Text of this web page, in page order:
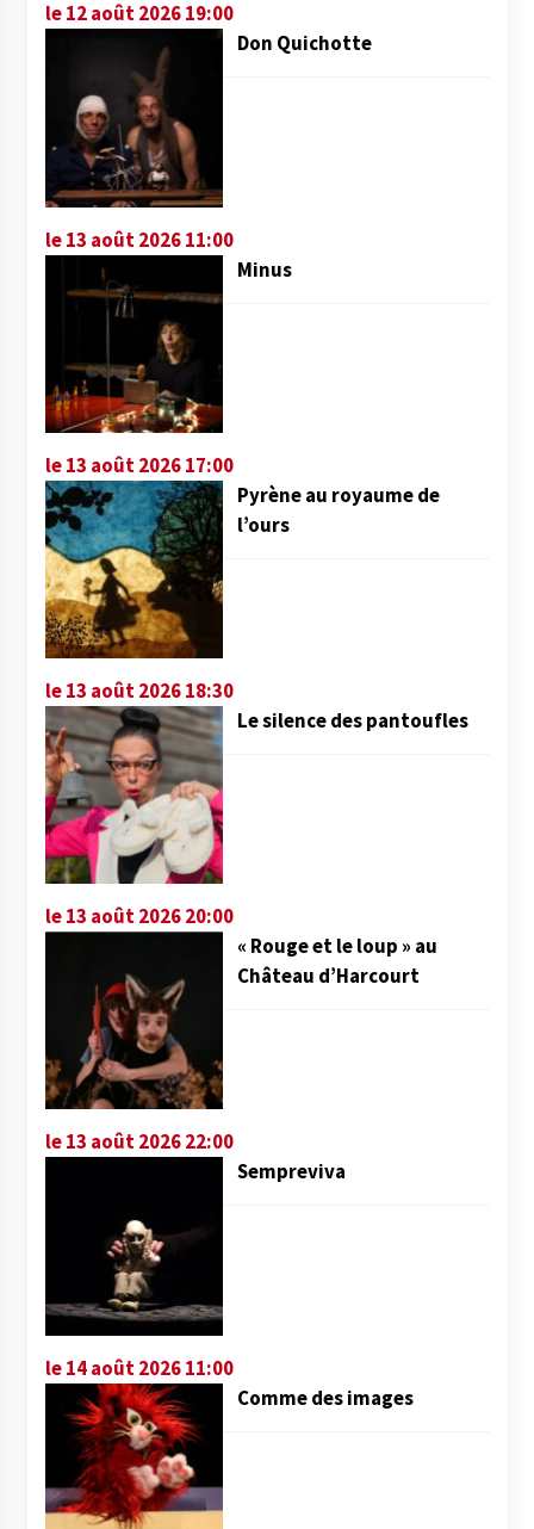
le 12 août 2026 19:00
Don Quichotte
le 13 août 2026 11:00
Minus
le 13 août 2026 17:00
Pyrène au royaume de
l’ours
le 13 août 2026 18:30
Le silence des pantoufles
le 13 août 2026 20:00
« Rouge et le loup » au
Château d’Harcourt
le 13 août 2026 22:00
Sempreviva
le 14 août 2026 11:00
Comme des images